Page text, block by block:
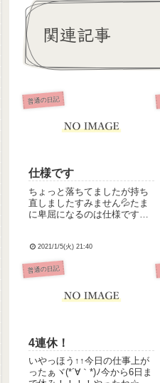
関連記事
普通の日記
仕様です
ちょっと落ちてましたが持ち
直しましたすみません💦たま
に卑屈になるのは仕様ですの
2021/1/5(火) 21:40
普通の日記
4連休！
いやっほう↑↑今日の仕事上が
ったぁヾ(*´∀｀*)ﾉ今から6日ま